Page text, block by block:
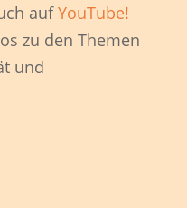
aufYouTube!
zu den Themen
und